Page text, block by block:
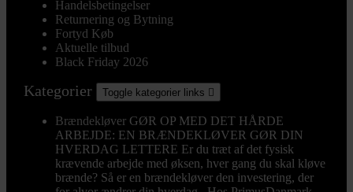
Handelsbetingelser
Returnering og Bytning
Fortyd Køb
Aktuelle tilbud
Black Friday 2026
Kategorier Toggle kategorier links 
Brændekløver GØR OP MED DET HÅRDE
ARBEJDE: EN BRÆNDEKLØVER GØR DIN
HVERDAG LETTERE Er du træt af det fysisk
krævende arbejde med øksen, hver gang du skal kløve
brænde? Så er en brændekløver den investering, der